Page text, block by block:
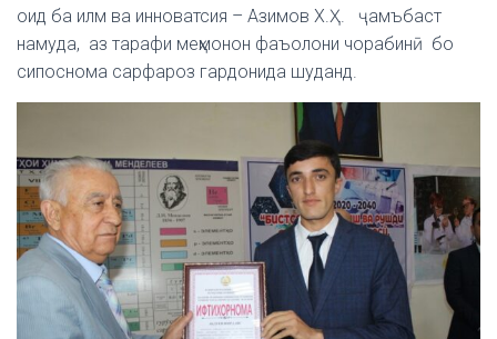
оид ба илм ва инноватсия – Азимов Х.Ҳ. ҷамъбаст
намуда, аз тарафи меҳмонон фаъолони чорабинӣ бо
сипоснома сарфароз гардонида шуданд.